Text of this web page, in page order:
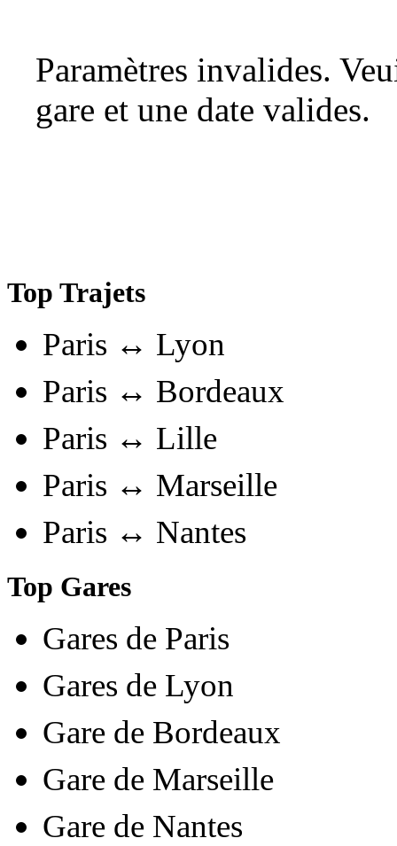
Paramètres invalides.
gare et une date valides.
Top Trajets
Paris ↔ Lyon
Paris ↔ Bordeaux
Paris ↔ Lille
Paris ↔ Marseille
Paris ↔ Nantes
Top Gares
Gares de Paris
Gares de Lyon
Gare de Bordeaux
Gare de Marseille
Gare de Nantes